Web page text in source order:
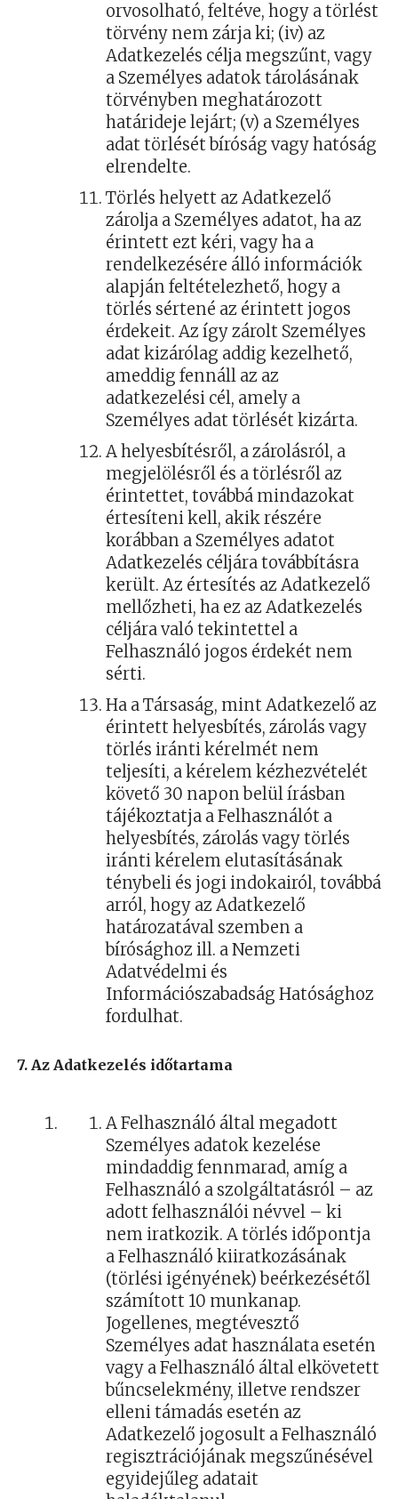
orvosolható, feltéve, hogy a törlést
törvény nem zárja ki; (iv) az
Adatkezelés célja megszűnt, vagy
a Személyes adatok tárolásának
törvényben meghatározott
határideje lejárt; (v) a Személyes
adat törlését bíróság vagy hatóság
elrendelte.
Törlés helyett az Adatkezelő
zárolja a Személyes adatot, ha az
érintett ezt kéri, vagy ha a
rendelkezésére álló információk
alapján feltételezhető, hogy a
törlés sértené az érintett jogos
érdekeit. Az így zárolt Személyes
adat kizárólag addig kezelhető,
ameddig fennáll az az
adatkezelési cél, amely a
Személyes adat törlését kizárta.
A helyesbítésről, a zárolásról, a
megjelölésről és a törlésről az
érintettet, továbbá mindazokat
értesíteni kell, akik részére
korábban a Személyes adatot
Adatkezelés céljára továbbításra
került. Az értesítés az Adatkezelő
mellőzheti, ha ez az Adatkezelés
céljára való tekintettel a
Felhasználó jogos érdekét nem
sérti.
Ha a Társaság, mint Adatkezelő az
érintett helyesbítés, zárolás vagy
törlés iránti kérelmét nem
teljesíti, a kérelem kézhezvételét
követő 30 napon belül írásban
tájékoztatja a Felhasználót a
helyesbítés, zárolás vagy törlés
iránti kérelem elutasításának
ténybeli és jogi indokairól, továbbá
arról, hogy az Adatkezelő
határozatával szemben a
bírósághoz ill. a Nemzeti
Adatvédelmi és
Információszabadság Hatósághoz
fordulhat.
7. Az Adatkezelés időtartama
A Felhasználó által megadott
Személyes adatok kezelése
mindaddig fennmarad, amíg a
Felhasználó a szolgáltatásról – az
adott felhasználói névvel – ki
nem iratkozik. A törlés időpontja
a Felhasználó kiiratkozásának
(törlési igényének) beérkezésétől
számított 10 munkanap.
Jogellenes, megtévesztő
Személyes adat használata esetén
vagy a Felhasználó által elkövetett
bűncselekmény, illetve rendszer
elleni támadás esetén az
Adatkezelő jogosult a Felhasználó
regisztrációjának megszűnésével
egyidejűleg adatait